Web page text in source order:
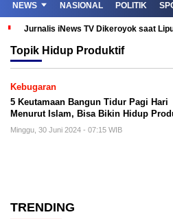
NEWS NASIONAL POLITIK
Jurnalis iNews TV Dikeroyok saat
Topik Hidup Produktif
Kebugaran
5 Keutamaan Bangun Tidur Pagi Hari
Menurut Islam, Bisa Bikin Hidup
Minggu, 30 Juni 2024 - 07:15 WIB
TRENDING